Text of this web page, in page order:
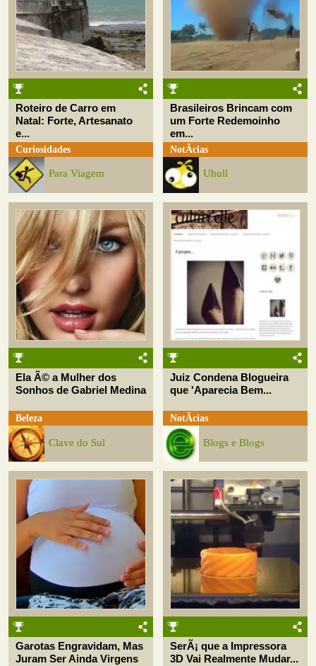
Roteiro de Carro em
Natal: Forte, Artesanato
e...
Curiosidades
Para Viagem
Brasileiros Brincam com
um Forte Redemoinho
em...
NotÃ­cias
Uhull
Ela Ã© a Mulher dos
Sonhos de Gabriel Medina
Beleza
Clave do Sul
Juiz Condena Blogueira
que 'Aparecia Bem...
NotÃ­cias
Blogs e Blogs
Garotas Engravidam, Mas
Juram Ser Ainda Virgens
SerÃ¡ que a Impressora
3D Vai Realmente Mudar...